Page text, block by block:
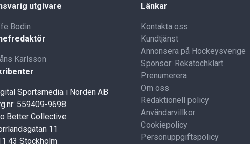
utgivare
Bodin
Karlsson
Sportsmedia i Norden AB
559409-9698
Better Collective
11
43 Stockholm
Länkar
Kontakta oss
Kundtjänst
Annonsera på Hockeysverige
Sponsor: Rekatochklart
Prenumerera
Om oss
Redaktionell policy
Användarvillkor
Cookiepolicy
Personuppgiftspolicy